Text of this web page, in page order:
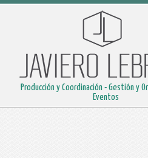
Producción y Coordinación - Gestión y
Eventos